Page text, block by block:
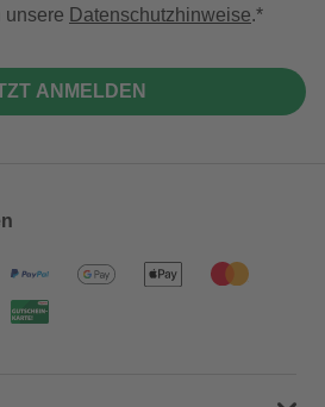
unsere Datenschutzhinweise.
ANMELDEN